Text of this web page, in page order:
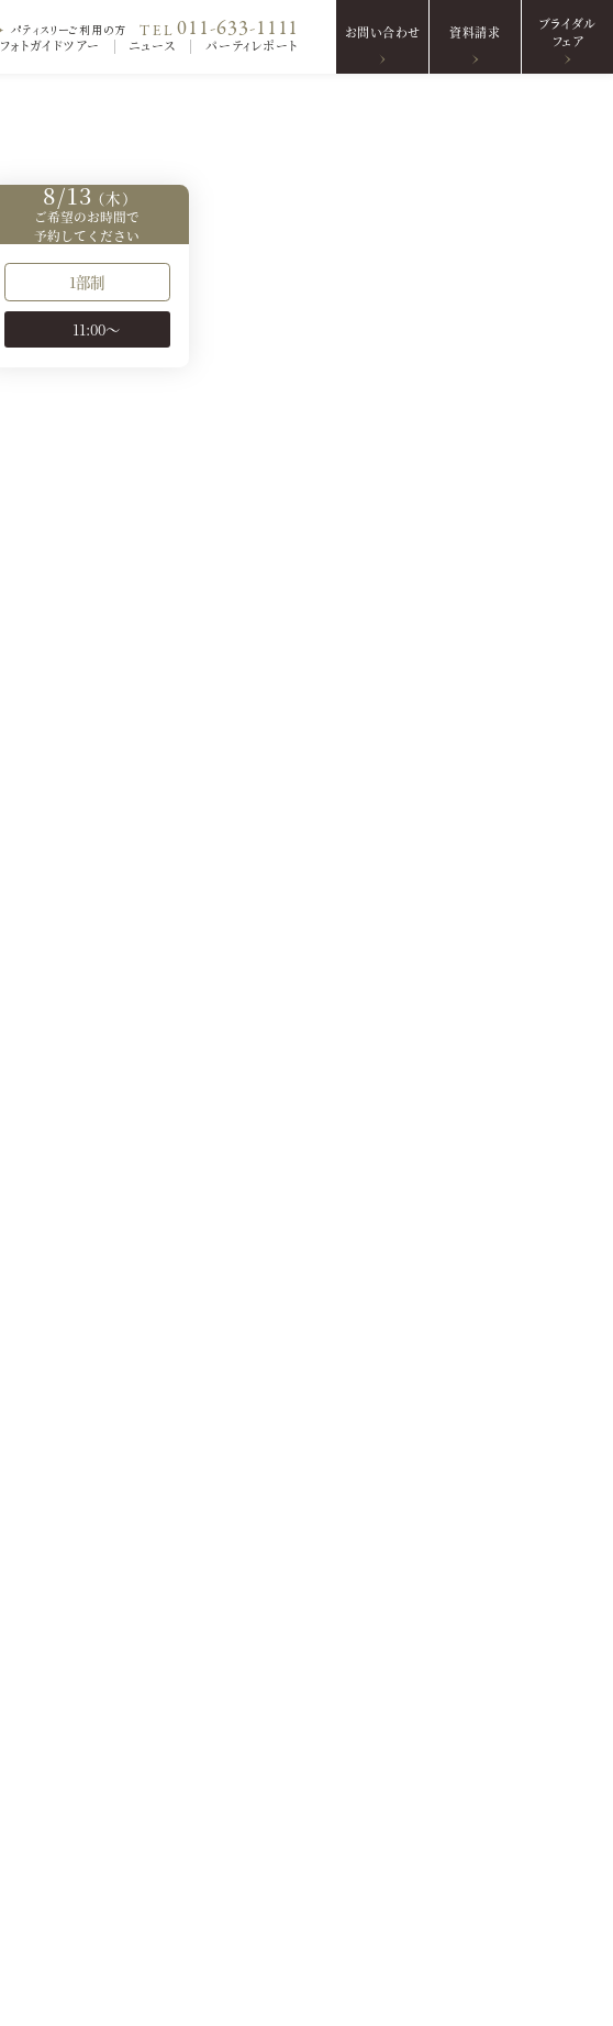
パティスリーご利用の方 TEL 011-633-1111
フォトガイドツアー ニュース パーティレポート
お問い合わせ 資料請求
ブライダル
フェア
8/13 （木）
ご希望のお時間で
予約してください
1部制
11:00～